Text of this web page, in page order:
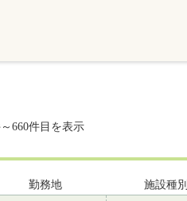
660件目を表示
勤務地 施設種別